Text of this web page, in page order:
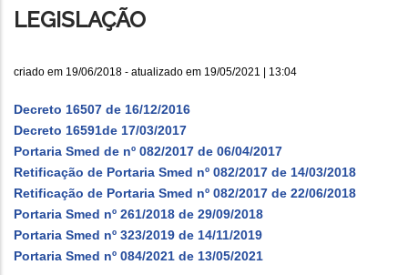
navegação
LEGISLAÇÃO
criado em 19/06/2018 - atualizado em 19/05/2021 | 13:04
Decreto 16507 de 16/12/2016
Decreto 16591de 17/03/2017
Portaria Smed de nº 082/2017 de 06/04/2017
Retificação de Portaria Smed nº 082/2017 de 14/03/2018
Retificação de Portaria Smed nº 082/2017 de 22/06/2018
Portaria Smed nº 261/2018 de 29/09/2018
Portaria Smed nº 323/2019 de 14/11/2019
Portaria Smed nº 084/2021 de 13/05/2021